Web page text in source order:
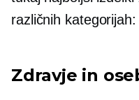
različnih kategorijah:
Zdravje in